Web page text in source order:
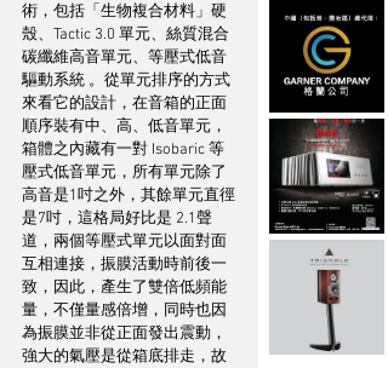
術，包括「生物複合材料」硬
殼、Tactic 3.0 單元、絲質混合
碳纖維高音單元、等壓式低音
驅動系統 。從單元排序的方式
來看它的設計，在音箱的正面
順序裝有中、高、低音單元，
箱體之內藏有一對 Isobaric 等
壓式低音單元，所有單元除了
高音是1吋之外，其餘單元直徑
是7吋，這格局好比是 2.1聲
道，兩個等壓式單元以面對面
互相連接，振膜活動時前後一
致，因此，產生了雙倍低頻能
量，不僅量感倍增，同時也因
為振膜並非從正面發出震動，
強大的氣壓是從箱底排走，故